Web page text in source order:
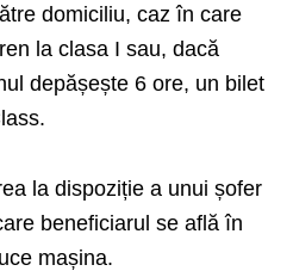
domiciliu, caz în care
la clasa I sau, dacă
depășește 6 ore, un bilet
la dispoziție a unui șofer
beneficiarul se află în
mașina.